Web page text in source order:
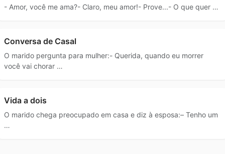
- Amor, você me ama?- Claro, meu amor!- Prove...- O que quer …
Conversa de Casal
O marido pergunta para mulher:- Querida, quando eu morrer
você vai chorar …
Vida a dois
O marido chega preocupado em casa e diz à esposa:– Tenho um
…